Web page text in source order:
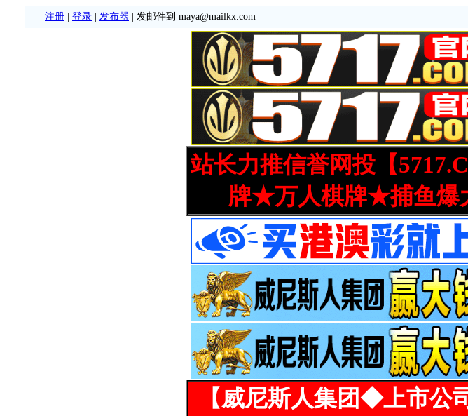
注册 登录 发布器 | 发邮件到 maya@mailkx.com
站长力推信誉网投【
牌★万人棋牌★捕鱼爆
【威尼斯人集团◆上市